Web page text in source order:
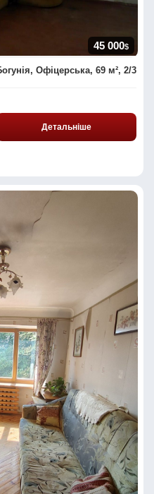
45 000$
Офіцерська, 69 м², 2/3
Детальніше